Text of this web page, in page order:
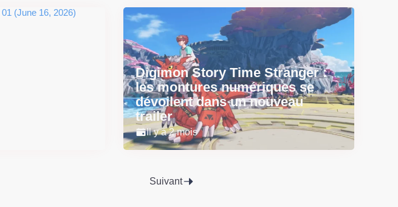
Digimon Story Time Stranger :
les montures numériques se
dévoilent dans un nouveau
trailer
Il y a 2 mois
Suivant